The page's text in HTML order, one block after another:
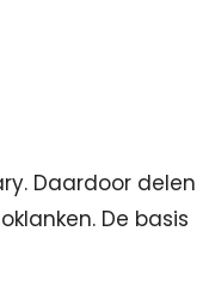
Daardoor delen
De basis